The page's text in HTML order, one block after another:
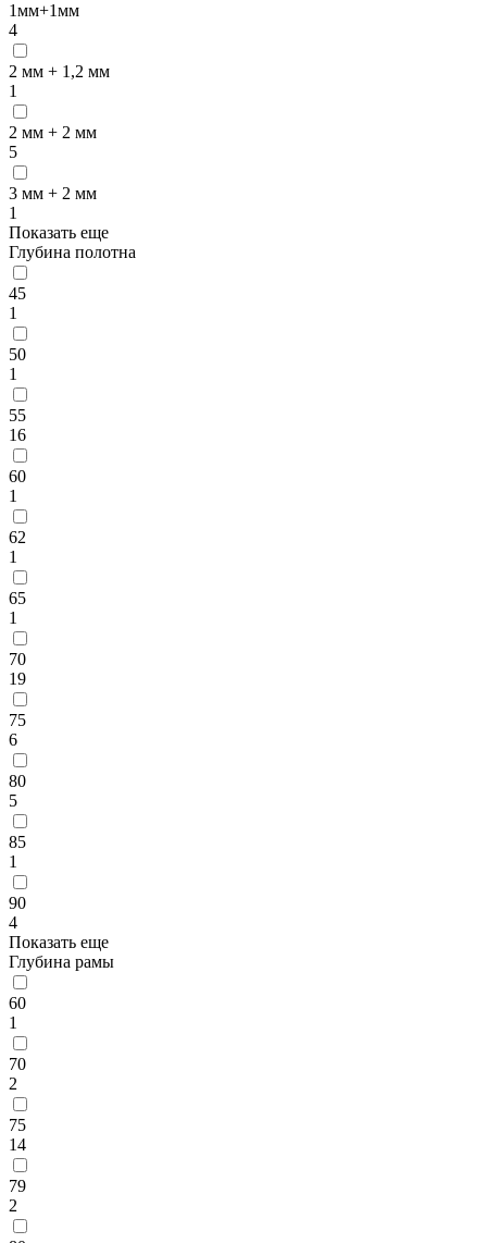
1мм+1мм
4
2 мм + 1,2 мм
1
2 мм + 2 мм
5
3 мм + 2 мм
1
Показать еще
Глубина полотна
45
1
50
1
55
16
60
1
62
1
65
1
70
19
75
6
80
5
85
1
90
4
Показать еще
Глубина рамы
60
1
70
2
75
14
79
2